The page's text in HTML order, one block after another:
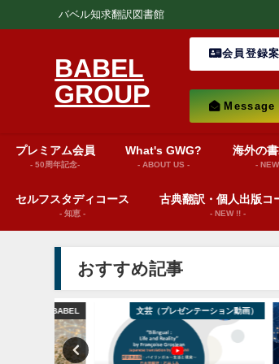
バベル知求翻訳図書館
BABEL
GROUP
会員登録
プレミアム会員
- 50周年記念-
What's GWG?
- ABOUT US -
海外の
-
セルフスタディコース
- 知恵 -
古典翻訳・個人出版コ
- NEW !! -
おすすめ記事
文芸（プレゼンテーション動画）